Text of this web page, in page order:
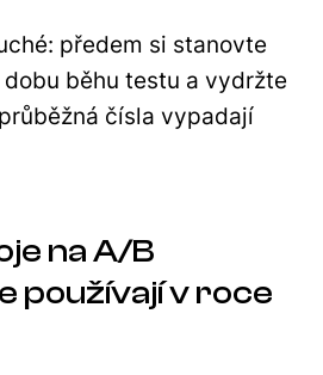
předem si stanovte
běhu testu a vydržte
čísla vypadají
na A/B
používají v roce